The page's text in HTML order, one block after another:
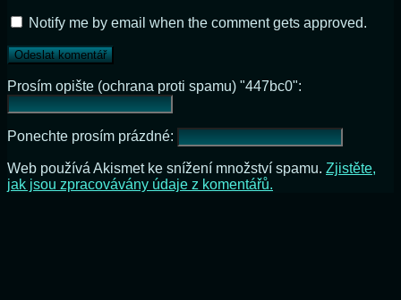
Notify me by email when the comment gets approved.
Prosím opište (ochrana proti spamu) "447bc0":
Ponechte prosím prázdné:
Web používá Akismet ke snížení množství spamu. Zjistěte,
jak jsou zpracovávány údaje z komentářů.